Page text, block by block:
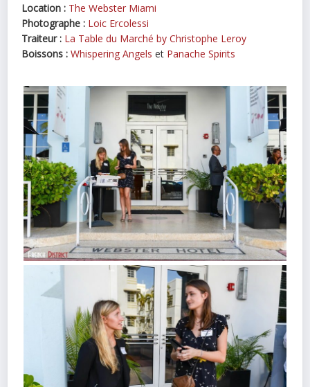
Location : The Webster Miami
Photographe : Loic Ercolessi
Traiteur : La Table du Marché by Christophe Leroy
Boissons :Whispering Angels et Panache Spirits